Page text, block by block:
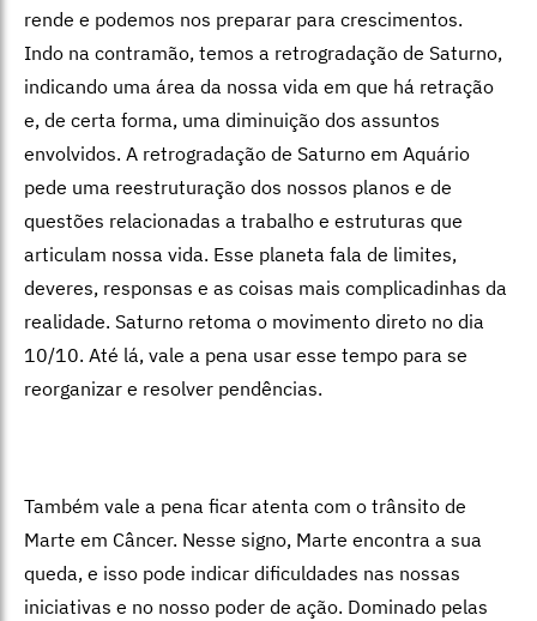
rende e podemos nos preparar para crescimentos.
Indo na contramão, temos a retrogradação de Saturno,
indicando uma área da nossa vida em que há retração
e, de certa forma, uma diminuição dos assuntos
envolvidos. A retrogradação de Saturno em Aquário
pede uma reestruturação dos nossos planos e de
questões relacionadas a trabalho e estruturas que
articulam nossa vida. Esse planeta fala de limites,
deveres, responsas e as coisas mais complicadinhas da
realidade. Saturno retoma o movimento direto no dia
10/10. Até lá, vale a pena usar esse tempo para se
reorganizar e resolver pendências.
Também vale a pena ficar atenta com o trânsito de
Marte em Câncer. Nesse signo, Marte encontra a sua
queda, e isso pode indicar dificuldades nas nossas
iniciativas e no nosso poder de ação. Dominado pelas